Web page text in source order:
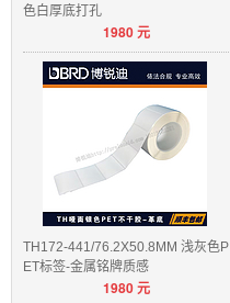
色白厚底打孔
1980元
TH172-441/76.2X50.8MM 浅灰色P
ET标签-金属铭牌质感
1980元